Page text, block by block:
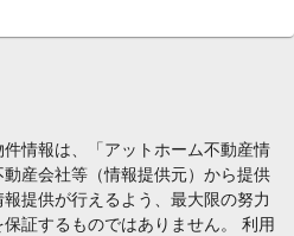
情報は、「アットホーム不動産情
産会社等（情報提供元）から提供
提供が行えるよう、最大限の努力
証するものではありません。 利用